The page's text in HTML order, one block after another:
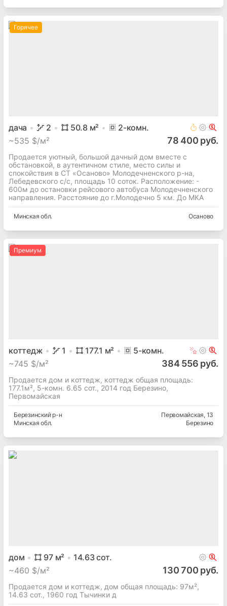
Горячее
дача 2 50.8 м² 2-комн.
~535 $/м² 78 400 руб.
Продается уютный, большой дачный дом вместе с
обстановкой, в аутентичном стиле, место силы и
спокойствия в СТ «Осаново» Молодечненского р-на,
Лебедевского с/с, площадь 10 соток. Расположение: -
600м до остановки рейсового автобуса Молодечненского
направления. Расстояние до г.Молодечно 5 км. До МКА
Минская обл. Осаново
Премиум
коттедж 1 177.1 м² 5-комн.
~745 $/м² 384 556 руб.
Продается дом и коттедж, коттедж общая площадь:
177.1м², 5-комн. 6.65 сот., 2014 год Березино,
Первомайская
Березинскийр-н
Минская обл.
Первомайская, 13
Березино
дом 97м² 14.63сот.
~460 $/м² 130 700 руб.
Продается дом и коттедж, дом общая площадь: 97м²,
14.63 сот., 1960 год Тычинки д